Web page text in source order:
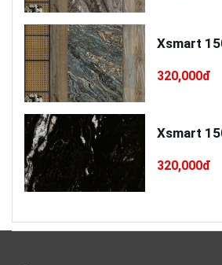
Xsmart
320,000đ
Xsmart
320,000đ